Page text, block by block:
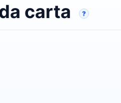
carta ?